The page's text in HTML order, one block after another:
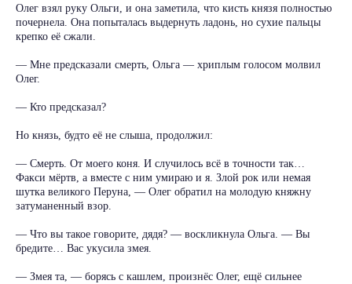
Олег взял руку Ольги, и она заметила, что кисть князя полностью
почернела. Она попыталась выдернуть ладонь, но сухие пальцы
крепко её сжали.
— Мне предсказали смерть, Ольга — хриплым голосом молвил
Олег.
— Кто предсказал?
Но князь, будто её не слыша, продолжил:
— Смерть. От моего коня. И случилось всё в точности так…
Факси мёртв, а вместе с ним умираю и я. Злой рок или немая
шутка великого Перуна, — Олег обратил на молодую княжну
затуманенный взор.
— Что вы такое говорите, дядя? — воскликнула Ольга. — Вы
бредите… Вас укусила змея.
— Змея та, — борясь с кашлем, произнёс Олег, ещё сильнее